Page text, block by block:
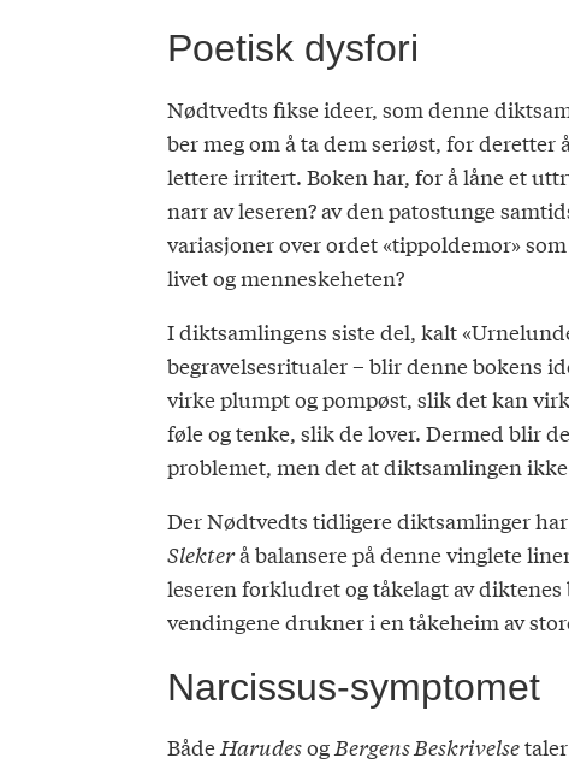
Poetisk dysfori
Nødtvedts fikse ideer, som denne
ber meg om å ta dem seriøst, for deretter
lettere irritert. Boken har, for å låne et
narr av leseren? av den patostunge
variasjoner over ordet «tippoldemor»
livet og menneskeheten?
I diktsamlingens siste del, kalt
begravelsesritualer – blir denne bokens
virke plumpt og pompøst, slik det kan
føle og tenke, slik de lover. Dermed blir
problemet, men det at diktsamlingen
Der Nødtvedts tidligere diktsamlinger
Slekterå balansere på denne vinglete
leseren forkludret og tåkelagt av
vendingene drukner i en tåkeheim av
Narcissus-symptomet
BådeHarudesogBergens Beskrivelse